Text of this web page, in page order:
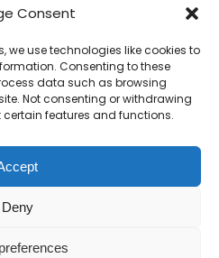
Consent
we use technologies like cookies to
Consenting to these
data such as browsing
Not consenting or withdrawing
features and functions.
Deny
brennadferd</cite>
SVEIS?
i Norge— originale
produkter på lager for